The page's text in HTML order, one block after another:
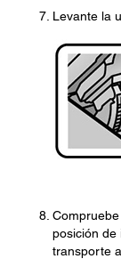
Levante la
posición de
transporte